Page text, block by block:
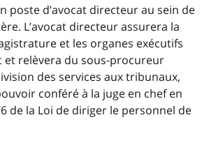
poste d’avocat directeur au sein de
L’avocat directeur assurera la
et les organes exécutifs
et relèvera du sous-procureur
des services aux tribunaux,
conféré à la juge en chef en
de la Loi de diriger le personnel de